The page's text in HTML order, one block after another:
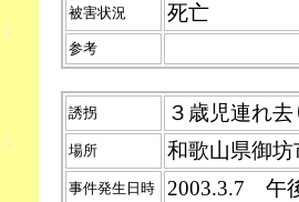
被害状況 死亡
参考
誘拐 ３歳児連れ
場所 和歌山県御
事件発生日時 2003.3.7 午